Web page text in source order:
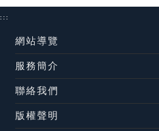
:::
網站導覽
服務簡介
聯絡我們
版權聲明